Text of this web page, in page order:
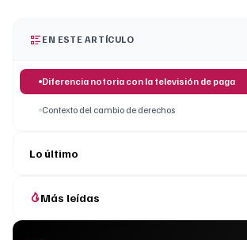
EN ESTE ARTÍCULO
Diferencia notoria con la televisión de paga
Contexto del cambio de derechos
Lo último
Más leídas